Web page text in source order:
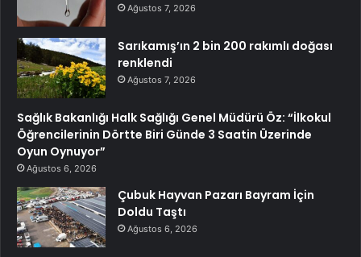
Ağustos 7, 2026
Sarıkamış’ın 2 bin 200 rakımlı doğası
renklendi
Ağustos 7, 2026
Sağlık Bakanlığı Halk Sağlığı Genel Müdürü Öz: “İlkokul
Öğrencilerinin Dörtte Biri Günde 3 Saatin Üzerinde
Oyun Oynuyor”
Ağustos 6, 2026
Çubuk Hayvan Pazarı Bayram İçin
Doldu Taştı
Ağustos 6, 2026